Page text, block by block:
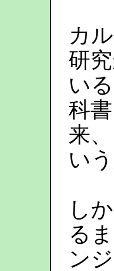
カ
研
い
科
来
い
し
る
ン